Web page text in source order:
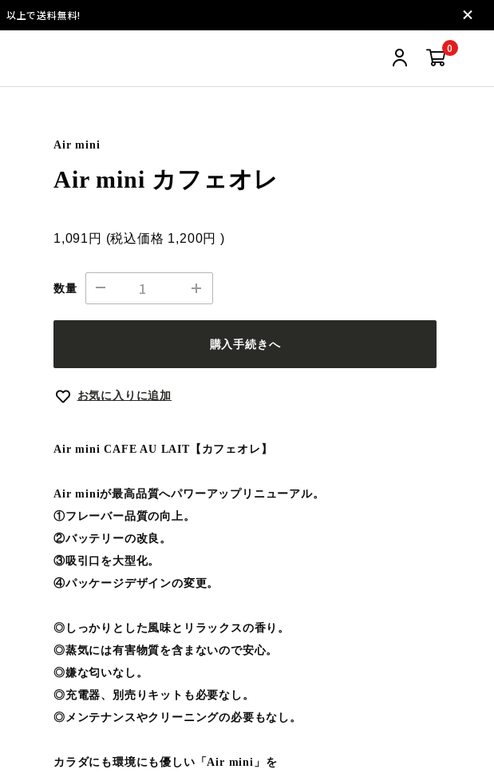
以上で送料無料!
0
Air mini
Air mini カフェオレ
1,091円 (税込価格 1,200円 )
数量
購入手続きへ
お気に入りに追加
Air mini CAFE AU LAIT【カフェオレ】
Air miniが最高品質へパワーアップリニューアル。
①フレーバー品質の向上。
②バッテリーの改良。
③吸引口を大型化。
④パッケージデザインの変更。
◎しっかりとした風味とリラックスの香り。
◎蒸気には有害物質を含まないので安心。
◎嫌な匂いなし。
◎充電器、別売りキットも必要なし。
◎メンテナンスやクリーニングの必要もなし。
カラダにも環境にも優しい「Air mini」を